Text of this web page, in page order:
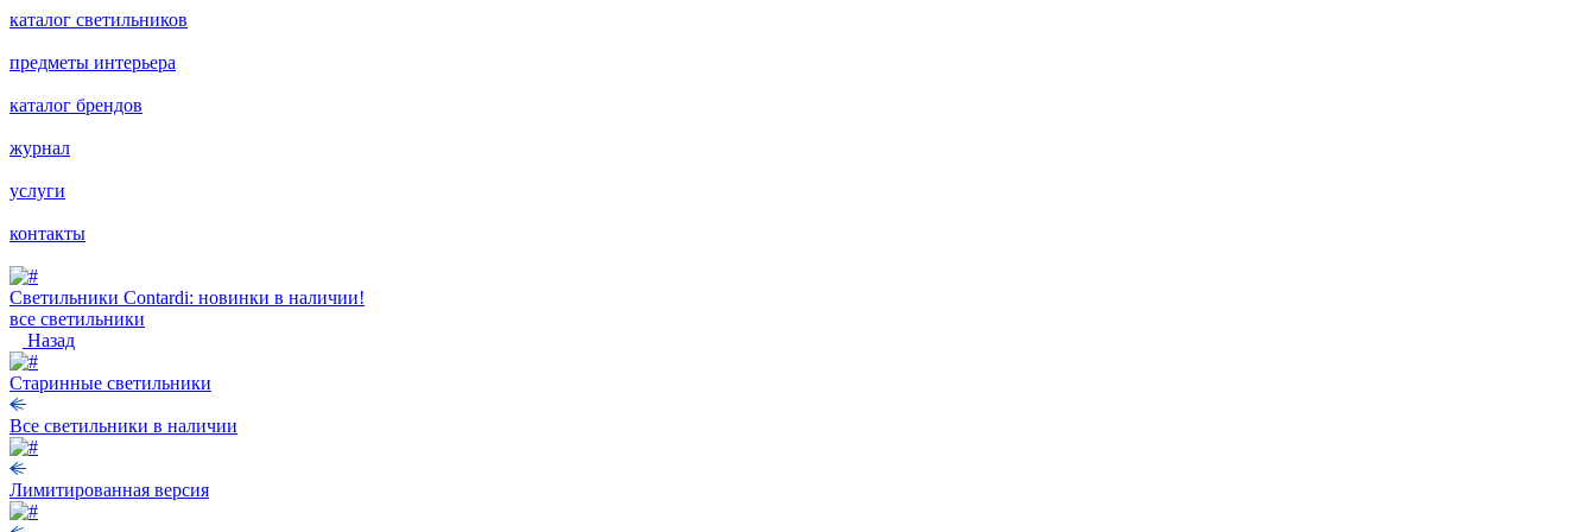
каталог светильников
предметы интерьера
каталог брендов
журнал
услуги
контакты
Светильники Contardi: новинки в наличии!
все светильники
Назад
Старинные светильники
Все светильники в наличии
Лимитированная версия